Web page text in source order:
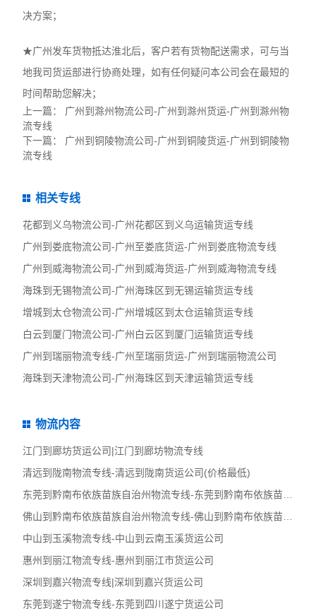
决方案；
★广州发车货物抵达淮北后，客户若有货物配送需求，可与当
地我司货运部进行协商处理，如有任何疑问本公司会在最短的
时间帮助您解决；
上一篇： 广州到滁州物流公司-广州到滁州货运-广州到滁州物
流专线
下一篇： 广州到铜陵物流公司-广州到铜陵货运-广州到铜陵物
流专线
相关专线
花都到义乌物流公司-广州花都区到义乌运输货运专线
广州到娄底物流公司-广州至娄底货运-广州到娄底物流专线
广州到威海物流公司-广州到威海货运-广州到威海物流专线
海珠到无锡物流公司-广州海珠区到无锡运输货运专线
增城到太仓物流公司-广州增城区到太仓运输货运专线
白云到厦门物流公司-广州白云区到厦门运输货运专线
广州到瑞丽物流专线-广州至瑞丽货运-广州到瑞丽物流公司
海珠到天津物流公司-广州海珠区到天津运输货运专线
物流内容
江门到廊坊货运公司|江门到廊坊物流专线
清远到陇南物流专线-清远到陇南货运公司(价格最低)
东莞到黔南布依族苗族自治州物流专线-东莞到黔南布依族苗族自治
佛山到黔南布依族苗族自治州物流专线-佛山到黔南布依族苗族自治
中山到玉溪物流专线-中山到云南玉溪货运公司
惠州到丽江物流专线-惠州到丽江市货运公司
深圳到嘉兴物流专线|深圳到嘉兴货运公司
东莞到遂宁物流专线-东莞到四川遂宁货运公司